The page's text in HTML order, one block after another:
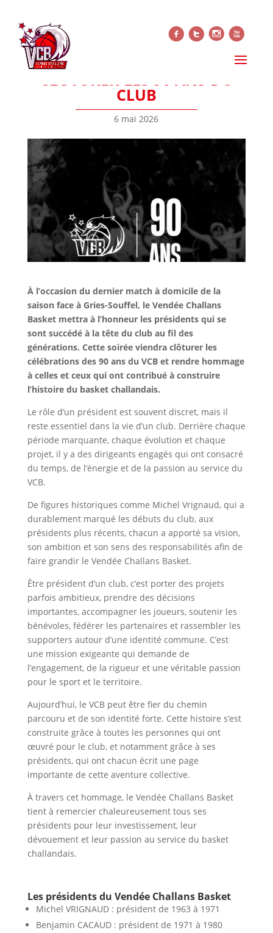
f t i x
LES PRÉSIDENTS DU VCB À
L’HONNEUR POUR
CLÔTURER LES 90 ANS DU
CLUB
6 mai 2026
À l’occasion du dernier match à domicile de la
saison face à Gries-Souffel, le Vendée Challans
Basket mettra à l’honneur les présidents qui se
sont succédé à la tête du club au fil des
générations. Cette soirée viendra clôturer les
célébrations des 90 ans du VCB et rendre hommage
à celles et ceux qui ont contribué à construire
l’histoire du basket challandais.
Le rôle d’un président est souvent discret, mais il
reste essentiel dans la vie d’un club. Derrière chaque
période marquante, chaque évolution et chaque
projet, il y a des dirigeants engagés qui ont consacré
du temps, de l’énergie et de la passion au service du
VCB.
De figures historiques comme Michel Vrignaud, qui a
durablement marqué les débuts du club, aux
présidents plus récents, chacun a apporté sa vision,
son ambition et son sens des responsabilités afin de
faire grandir le Vendée Challans Basket.
Être président d’un club, c’est porter des projets
parfois ambitieux, prendre des décisions
importantes, accompagner les joueurs, soutenir les
bénévoles, fédérer les partenaires et rassembler les
supporters autour d’une identité commune. C’est
une mission exigeante qui demande de
l’engagement, de la rigueur et une véritable passion
pour le sport et le territoire.
Aujourd’hui, le VCB peut être fier du chemin
parcouru et de son identité forte. Cette histoire s’est
construite grâce à toutes les personnes qui ont
œuvré pour le club, et notamment grâce à ses
présidents, qui ont chacun écrit une page
importante de cette aventure collective.
À travers cet hommage, le Vendée Challans Basket
tient à remercier chaleureusement tous ses
présidents pour leur investissement, leur
dévouement et leur passion au service du basket
challandais.
Les présidents du Vendée Challans Basket
Michel VRIGNAUD : président de 1963 à 1971
Benjamin CACAUD : président de 1971 à 1980